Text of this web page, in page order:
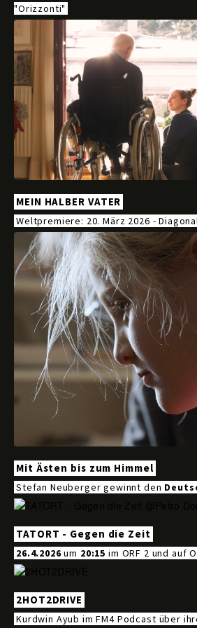
"Orizzonti"
MEIN HALBER VATER
Weltpremiere: 20. März 2026 -
Mit Ästen bis zum Himmel
Stefan Neuberger gewinnt den
TATORT - Gegen die Zeit
26.4.2026 um 20:15 im ORF 2 und auf
2HOT2DRIVE
Kurdwin Ayub im FM4 Podcast über